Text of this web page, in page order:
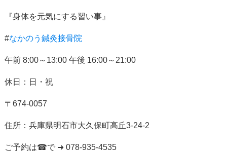
『身体を元気にする習い事』
#なかのう鍼灸接骨院
午前8:00～ 13:00 午後 16:00～ 21:00
休日：日・祝
〒 674-0057
住所： 兵庫県明石市大久保町高丘3-24-2
ご予約は☎で➜ 078-935-4535